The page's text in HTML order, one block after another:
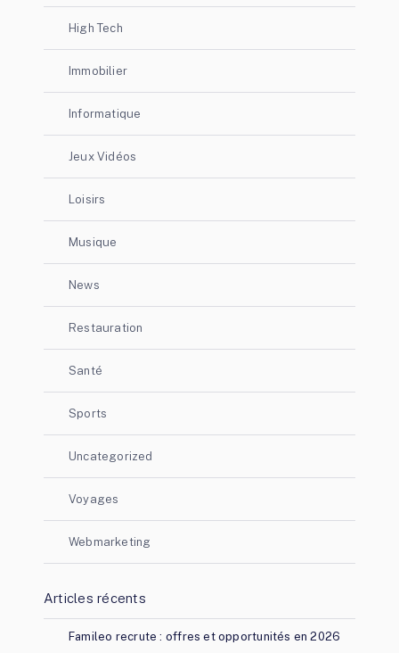
High Tech
Immobilier
Informatique
Jeux Vidéos
Loisirs
Musique
News
Restauration
Santé
Sports
Uncategorized
Voyages
Webmarketing
Articles récents
Famileo recrute : offres et opportunités en 2026